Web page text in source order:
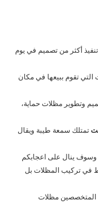
أكثر من تصميم في يوم
التي تقوم ببيعها في مكان
وتطوير مظلات حماية،
تمتلك سمعة طيبة ويقال
وسوف ينال على اعجابكم
في تركيب المظلات بل
المتخصصين مظلات